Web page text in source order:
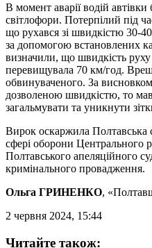
В момент аварії водій
світлофори. Потерпілий під
що рухався зі швидкістю 30-
за допомогою встановлених
визначили, що швидкість
перевищувала 70 км/год.
обвинуваченого. За висновком
дозволеною швидкістю, то
загальмувати та уникнути
Вирок оскаржила Полтавська
сфері оборони Центрального
Полтавського апеляційного
кримінального провадження.
Ольга ГРИНЕНКО,
2 червня 2024, 15:44
Читайте також: